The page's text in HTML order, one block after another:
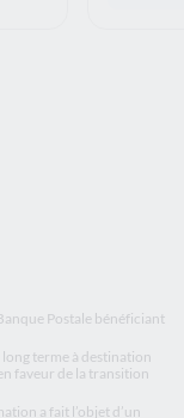
Postale bénéficiant
terme à destination
faveur de la transition
a fait l’objet d’un